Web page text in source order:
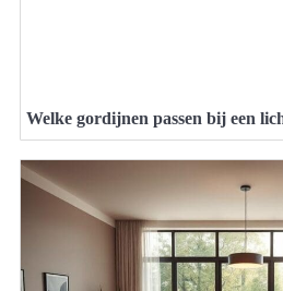
Welke gordijnen passen bij een